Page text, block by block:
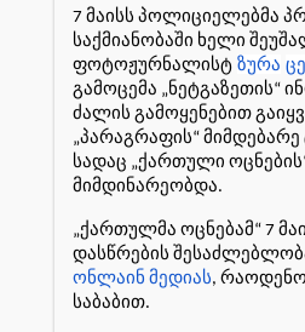
7 მაისს პოლიციელებმა
საქმიანობაში ხელი
ფოტოჟურნალისტ ზურა
გამოცემა „ნეტგაზეთის“
ძალის გამოყენებით
„პარაგრაფის“
სადაც „ქართული
მიმდინარეობდა.
„ქართულმა ოცნებამ“ 7
დასწრების
ონლაინ მედიას,
საბაბით.